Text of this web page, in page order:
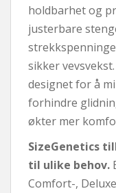
holdbarhet og
justerbare
sikker
designet for å
forhindre
økter mer
SizeGenetics
til ulike behov.
Comfort-,